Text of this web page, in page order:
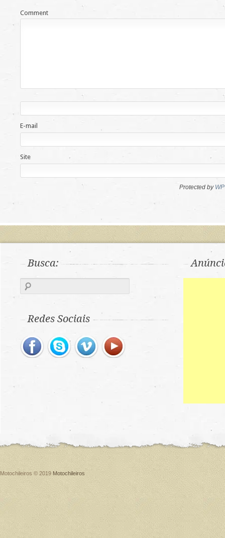
Comment
E-mail
Site
Protected by
Busca:
Redes Sociais
Motochileiros © 2019Motochileiros